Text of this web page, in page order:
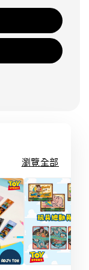
瀏覽全部